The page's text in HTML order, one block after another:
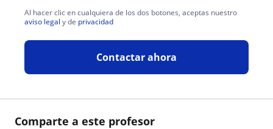
Comparte a este profesor
Al hacer clic en cualquiera de los dos botones, aceptas nuestro
aviso legal y de privacidad
Contactar ahora